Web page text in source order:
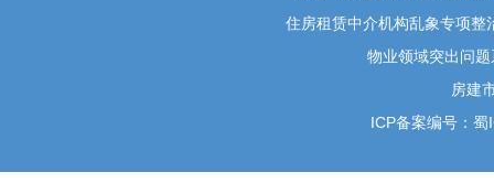
住房租赁中介机构乱象专项
物业领域突出问
房建
ICP备案编号：